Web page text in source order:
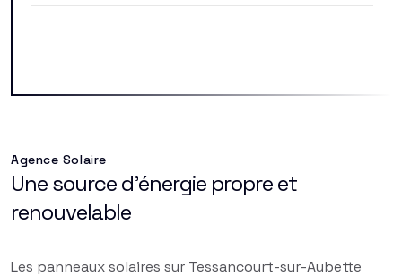
Agence Solaire
Une source d'énergie propre et
renouvelable
Les panneaux solaires sur Tessancourt-sur-Aubette